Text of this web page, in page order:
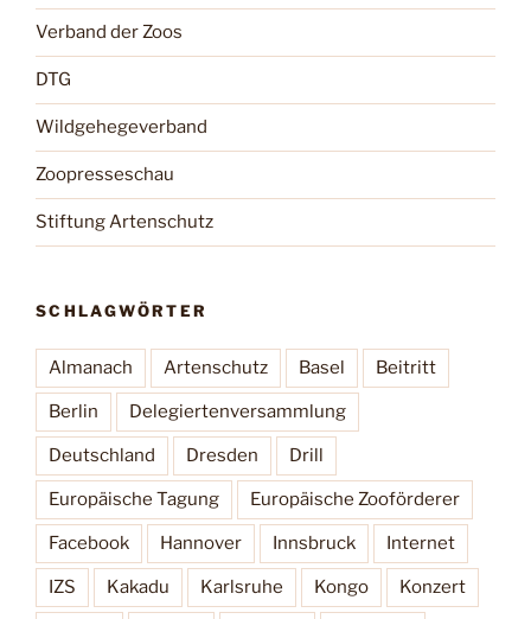
Verband der Zoos
DTG
Wildgehegeverband
Zoopresseschau
Stiftung Artenschutz
SCHLAGWÖRTER
Almanach Artenschutz Basel Beitritt
Berlin Delegiertenversammlung
Deutschland Dresden Drill
Europäische Tagung Europäische Zooförderer
Facebook Hannover Innsbruck Internet
IZS Kakadu Karlsruhe Kongo Konzert